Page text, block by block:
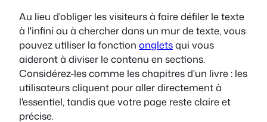
Au lieu d'obliger les visiteurs à faire défiler le texte
à l'infini ou à chercher dans un mur de texte, vous
pouvez utiliser la fonction ongletsqui vous
aideront à diviser le contenu en sections.
Considérez-les comme les chapitres d'un livre : les
utilisateurs cliquent pour aller directement à
l'essentiel, tandis que votre page reste claire et
précise.